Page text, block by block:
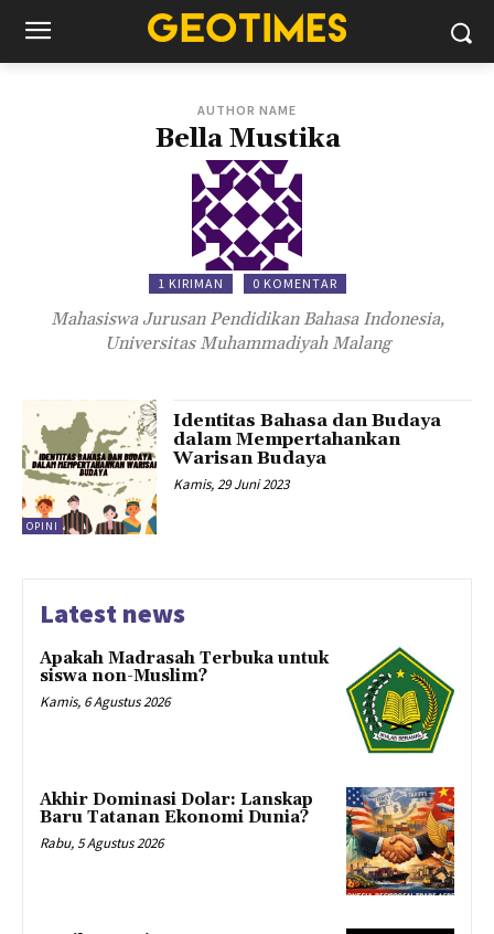
AUTHOR NAME
Bella Mustika
1 KIRIMAN 0 KOMENTAR
Mahasiswa Jurusan Pendidikan Bahasa Indonesia,
Universitas Muhammadiyah Malang
OPINI
Identitas Bahasa dan Budaya
dalam Mempertahankan
Warisan Budaya
Kamis, 29 Juni 2023
Latest news
Apakah Madrasah Terbuka untuk
siswa non-Muslim?
Kamis, 6 Agustus 2026
Akhir Dominasi Dolar: Lanskap
Baru Tatanan Ekonomi Dunia?
Rabu, 5 Agustus 2026